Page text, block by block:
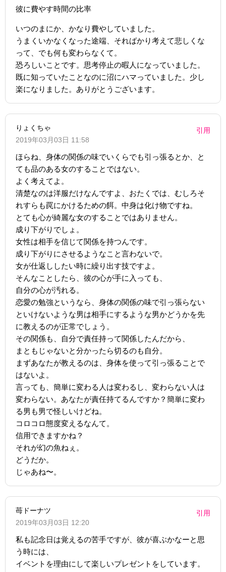
彼に費やす時間の比率
いつのまにか、かなり費やしていました。
うまくいかなくなった途端、そればかり考えて悲しくな
って、でも何も変わらなくて。
恐ろしいことです。思考停止の暇人になっていました。
既に知っていたことなのに沼にハマっていました。少し
楽になりました。ありがとうございます。
りょくちゃ
2019年03月03日 11:58
引用
ほらね、身体の関係の味でいくらでも引っ張るとか、と
ても品のある女のすることではない。
よく考えてよ。
清楚なのは洋服だけなんですよ、おたくでは、むしろそ
れすらも罠にかけるための餌。中身は化け物ですね。
とても心が綺麗な女のすることではありません。
成り下がりでしょ。
女性は相手を信じて関係を持つんです。
成り下がりにさせるようなこと言わないで。
女が仕返ししたい時に繰り出す技ですよ。
そんなことしたら、彼の心が手に入っても、
自分の心が汚れる。
恋愛の勉強というなら、身体の関係の味で引っ張らない
といけないような男は相手にするような男かどうかを先
に教えるのが正常でしょう。
その関係も、自分で責任持って関係したんだから、
まともじゃないと分かったら切るのも自分。
まずあなたが教えるのは、身体を使って引っ張ることで
はないよ。
言っても、簡単に変わる人は変わるし、変わらない人は
変わらない。あなたが責任持てるんですか？簡単に変わ
る男も男で怪しいけどね。
コロコロ態度変えるなんて。
信用できますかね？
それが幻の魚ねぇ。
どうだか。
じゃあね〜。
苺ドーナツ
2019年03月03日 12:20
引用
私も記念日は覚えるの苦手ですが、彼が喜ぶかなーと思
う時には、
イベントを理由にして楽しいプレゼントをしています。